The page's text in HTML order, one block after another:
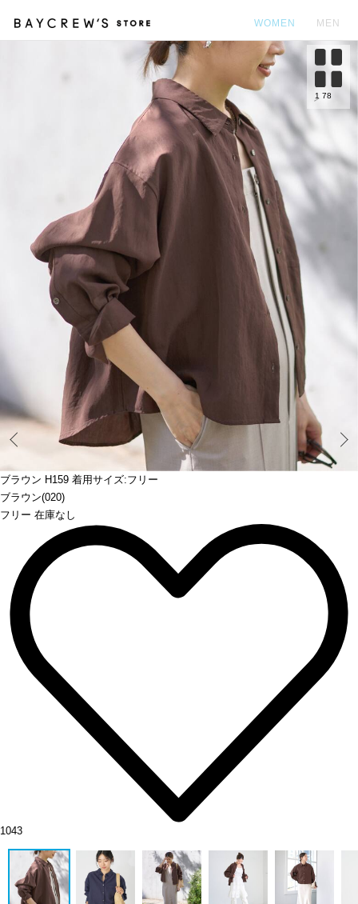
WOMEN MEN
ブラウン H159 着用サイズ:フリー
ブラウン(020)
フリー 在庫なし
Prev
1 78
1043